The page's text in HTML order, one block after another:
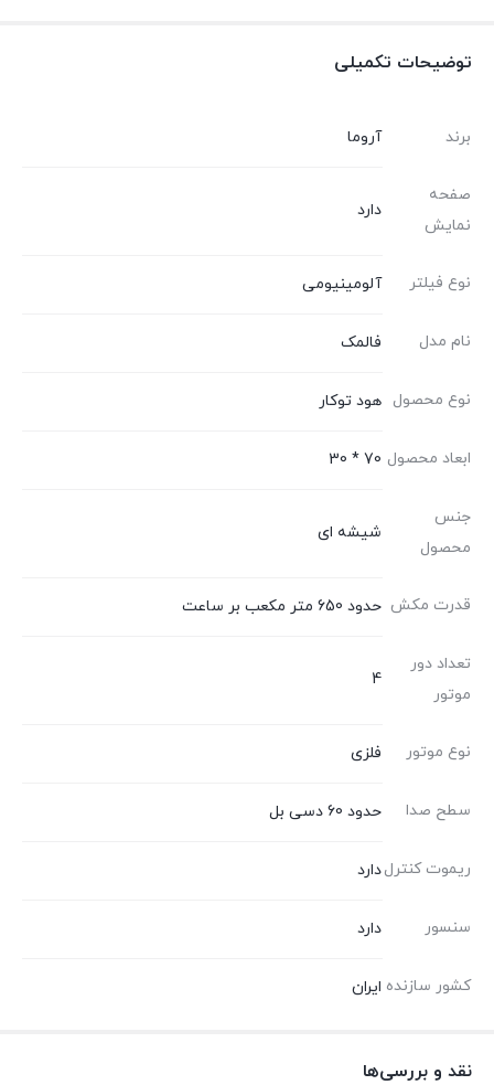
توضیحات تکمیلی
برند آروما
صفحه
نمایش
دارد
نوع فیلتر آلومینیومی
نام مدل فالمک
نوع محصول هود توکار
ابعاد محصول 70 * 30
جنس
محصول
شیشه ای
قدرت مکش حدود 650 متر مکعب بر ساعت
تعداد دور
موتور
4
نوع موتور فلزی
سطح صدا حدود 60 دسی بل
ریموت کنترلدارد
سنسور دارد
کشور سازنده ایران
نقد و بررسی‌ها